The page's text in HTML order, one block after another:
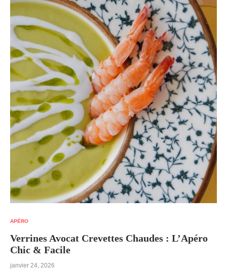
APÉRO
Verrines Avocat Crevettes Chaudes : L’Apéro
Chic & Facile
janvier 24, 2026